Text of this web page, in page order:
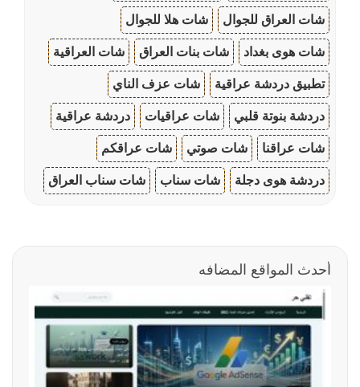
شات العراق للجوال شات هلا للجوال
شات هوى بغداد شات بنات العراق شات العراقية
تطبيق دردشة عراقية شات عزف الناي
دردشة بنوتة قلبي شات عراقيات دردشة عراقية
شات عراقنا شات صوتي شات عراقكم
دردشة هوى دجلة شات سناب شات سناب العراق
أحدث المواقع المضافه